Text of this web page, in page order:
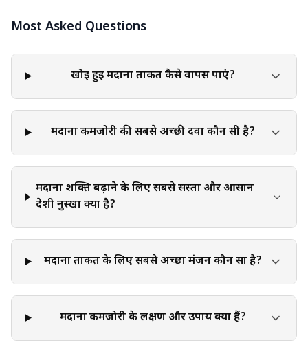
guarantee of any product, service, or information
decisions and actions they take based on the information
provided in this blog. It is essential to exercise individual
when applying or implementing any information or
suggestions discussed in the blog.
Most Asked Questions
खोई हुई मर्दाना ताकत कैसे वापस पाएं?
मर्दाना कमजोरी की सबसे अच्छी दवा कौन सी है?
मर्दाना शक्ति बढ़ाने के लिए सबसे सस्ता और आसान
देशी नुस्खा क्या है?
मर्दाना ताकत के लिए सबसे अच्छा मंजन कौन सा है?
मर्दाना कमजोरी के लक्षण और उपाय क्या हैं?